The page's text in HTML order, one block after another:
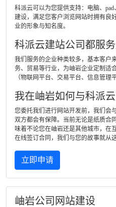
科派云可以为您提供支持：电脑、
建设，满足您客户浏览网站时拥有良
业的形象与知名度。
科派云建站公司都服务
我们服务的企业种类较多，基本客户
务、贸易等行业，为岫岩企业定制适
（物联网平台、交易平台、信息管理
我在岫岩如何与科派
您委托我们进行网站开发前，我们会
双方都会有保障。当前无论是纸质合
味着不论您在岫岩还是其他城市，在
在线签订合同，我们与您的故事就从
立即申请
岫岩公司网站建设